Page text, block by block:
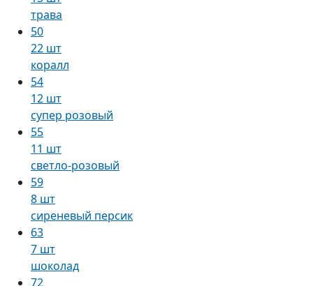
трава
50
22 шт
коралл
54
12 шт
супер розовый
55
11 шт
светло-розовый
59
8 шт
сиреневый персик
63
7 шт
шоколад
72